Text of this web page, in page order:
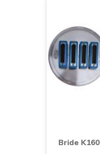
Bride K160